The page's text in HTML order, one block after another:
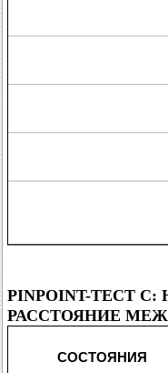
PINPOINT-ТЕСТ
РАССТОЯНИЕ
СОСТОЯНИЯ